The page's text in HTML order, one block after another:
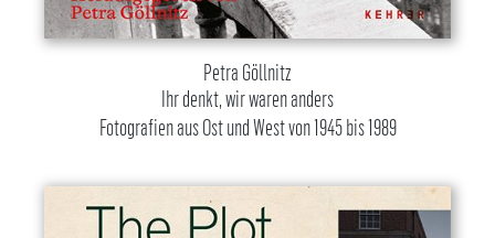
Petra Göllnitz
Ihr denkt, wir waren anders
Fotografien aus Ost und West von 1945 bis 1989